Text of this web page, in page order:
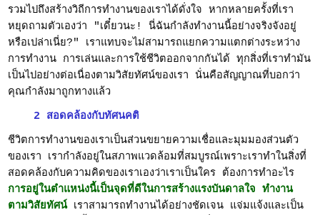
รวมไปถึงสร้างวิถีการทำงานของเราได้ดั่งใจ หากหลายครั้งที่เรา
หยุดถามตัวเองว่า "เดี๋ยวนะ! นี่ฉันกำลังทำงานนี้อย่างจริงจังอยู่
หรือเปล่าเนี่ย?" เราแทบจะไม่สามารถแยกความแตกต่างระหว่าง
การทำงาน การเล่นและการใช้ชีวิตออกจากกันได้ ทุกสิ่งที่เราทำมัน
เป็นไปอย่างต่อเนื่องตามวิสัยทัศน์ของเรา นั่นคือสัญญาณที่บอกว่า
คุณกำลังมาถูกทางแล้ว
2 สอดคล้องกับทัศนคติ
ชีวิตการทำงานของเราเป็นส่วนขยายความเชื่อและมุมมองส่วนตัว
ของเรา เรากำลังอยู่ในสภาพแวดล้อมที่สมบูรณ์เพราะเราทำในสิ่งที่
สอดคล้องกับความคิดของเราเองว่าเราเป็นใคร ต้องการทำอะไร
การอยู่ในตำแหน่งนี้เป็นจุดที่ดีในการสร้างแรงบันดาลใจ ทำงาน
ตามวิสัยทัศน์
เราสามารถทำงานได้อย่างชัดเจน แจ่มแจ้งและเป็น